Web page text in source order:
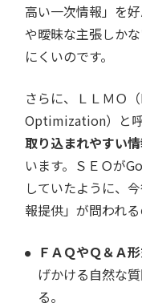
高い一次情報」を
や曖昧な主張しか
にくいのです。
さらに、ＬＬＭＯ
Optimization）と呼
取り込まれやすい
います。ＳＥＯが
していたように、
報提供」が問われる
ＦＡＱやＱ＆Ａ
げかける自然な
る。